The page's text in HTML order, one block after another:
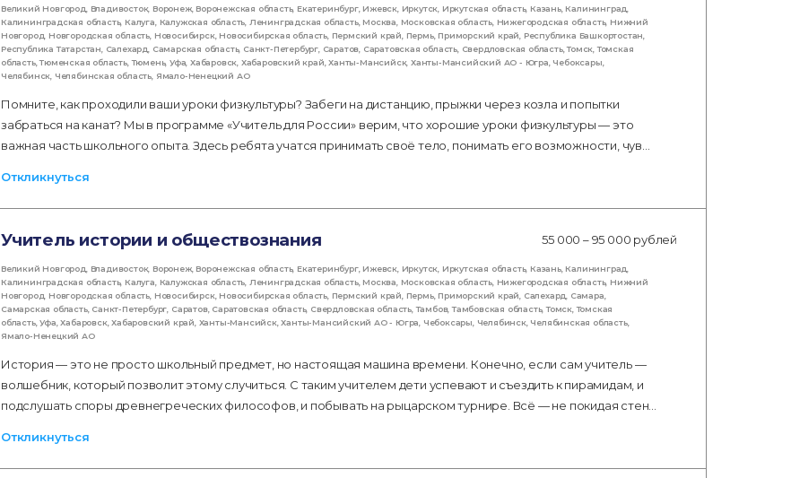
Великий Новгород Владивосток, Воронеж, Воронежская область, Екатеринбург, Ижевск, Иркутск Иркутская область, Казань, Калининград
Калининградская область, Калуга Калужская область Ленинградская область, Москва Московская область, Нижегородская область, Нижний
Новгород Новгородская область Новосибирск, Новосибирская область, Пермский край Пермь, Приморский край Республика Башкортостан
Республика Татарстан
Салехард Самарская область, Санкт-Петербург, Саратов Саратовская область, Свердловская область,Томск ,Томская
область,Тюменская область,Тюмень, Уфа Хабаровск Хабаровский край ,Ханты-Мансийск, Ханты-Мансийский АО - Югра Чебоксары
Челябинск Челябинская область Ямало-Ненецкий АО
Помните, как проходили ваши уроки физкультуры? Забеги на дистанцию, прыжки через козла и попытки
забраться на канат? Мы в программе «Учитель для России» верим, что хорошие уроки физкультуры — это
важная часть школьного опыта. Здесь ребята учатся принимать своё тело, понимать его возможности, чув…
Откликнуться
Учитель истории и обществознания 55 000 – 95 000 рублей
Великий Новгород Владивосток, Воронеж, Воронежская область, Екатеринбург, Ижевск, Иркутск Иркутская область, Казань, Калининград
Калининградская область, Калуга Калужская область Ленинградская область, Москва Московская область, Нижегородская область, Нижний
Новгород Новгородская область Новосибирск, Новосибирская область, Пермский край Пермь, Приморский край Салехард Самара
Самарская область, Санкт-Петербург Саратов, Саратовская область, Свердловская область,Тамбов,Тамбовская область,Томск,Томская
область,Уфа ,Хабаровск,Хабаровский край Ханты-Мансийск,Ханты-Мансийский АО - Югра Чебоксары Челябинск, Челябинская область,
Ямало-Ненецкий АО
История — это не просто школьный предмет, но настоящая машина времени. Конечно, если сам учитель —
волшебник, который позволит этому случиться. С таким учителем дети успевают и съездить к пирамидам, и
подслушать споры древнегреческих философов, и побывать на рыцарском турнире. Всё — не покидая стен…
Откликнуться